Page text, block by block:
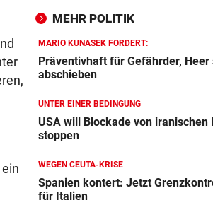
Rückschlag kam für „Captain
Colin“ im Zeitfahren
UEFA BESTÄTIGT:
Verdächtige Zahlungen an
Infantino-Mitarbeiterin
Tirolerinnen für diverse Top-
im ORF bestellt
MEHR POLITIK
MARIO KUNASEK FORDERT:
Präventivhaft für Gefährder, Heer
abschieben
UNTER EINER BEDINGUNG
USA will Blockade von iranischen
stoppen
WEGEN CEUTA-KRISE
Spanien kontert: Jetzt
für Italien